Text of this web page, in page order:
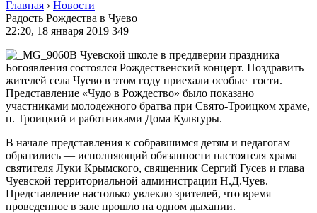
Главная › Новости
Радость Рождества в Чуево
22:20, 18 января 2019 349
В Чуевской школе в преддверии праздника
Богоявления состоялся Рождественский концерт. Поздравить
жителей села Чуево в этом году приехали особые гости.
Представление «Чудо в Рождество» было показано
участниками молодежного братва при Свято-Троицком храме,
п. Троицкий и работниками Дома Культуры.
В начале представления к собравшимся детям и педагогам
обратились — исполняющий обязанности настоятеля храма
святителя Луки Крымского, священник Сергий Гусев и глава
Чуевской территориальной администрации Н.Д.Чуев.
Представление настолько увлекло зрителей, что время
проведенное в зале прошло на одном дыхании.